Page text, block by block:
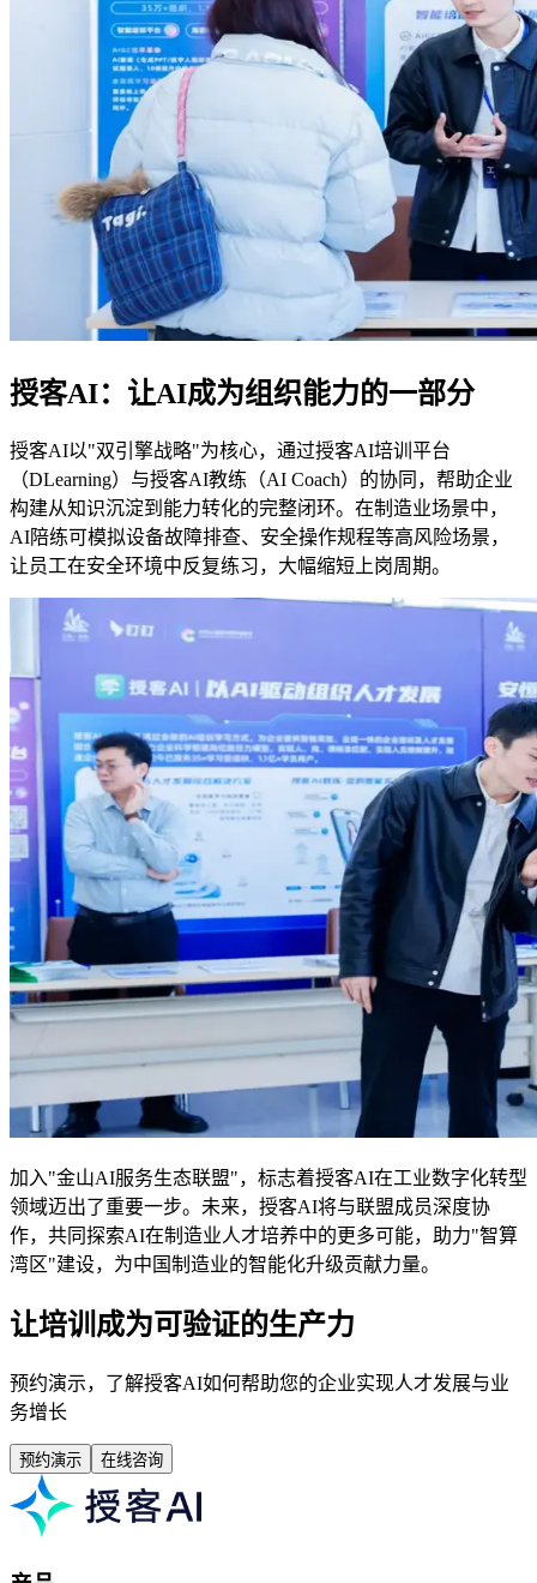
授客AI：让AI成为组织能力的一部分
授客AI以"双引擎战略"为核心，通过授客AI培训平台
（DLearning）与授客AI教练（AI Coach）的协同，帮助企业
构建从知识沉淀到能力转化的完整闭环。在制造业场景中，
AI陪练可模拟设备故障排查、安全操作规程等高风险场景，
让员工在安全环境中反复练习，大幅缩短上岗周期。
加入"金山AI服务生态联盟"，标志着授客AI在工业数字化转型
领域迈出了重要一步。未来，授客AI将与联盟成员深度协
作，共同探索AI在制造业人才培养中的更多可能，助力"智算
湾区"建设，为中国制造业的智能化升级贡献力量。
让培训成为可验证的生产力
预约演示，了解授客AI如何帮助您的企业实现人才发展与业
务增长
预约演示 在线咨询